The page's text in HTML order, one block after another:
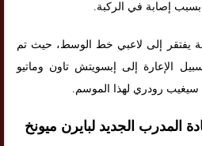
إصابة في الركبة.
يفتقر إلى لاعبي خط الوسط، حيث تم
الإعارة إلى إبسويتش تاون وماتيو
سيغيب رودري لهذا الموسم.
المدرب الجديد لبايرن ميونخ